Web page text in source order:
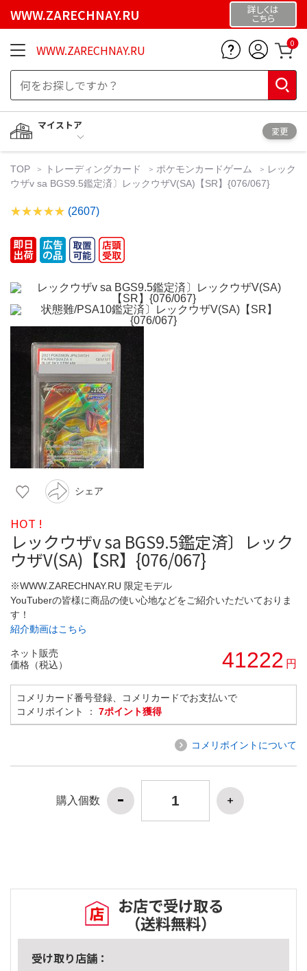
WWW.ZARECHNAY.RU 詳しくは
こちら
WWW.ZARECHNAY.RU 0
マイストア
変更
TOP トレーディングカード ポケモンカードゲーム
レック
ウザv sa BGS9.5鑑定済〕レックウザV(SA)【SR】{076/067}
(2607)
シェア
HOT !
レックウザv sa BGS9.5鑑定済〕レック
ウザV(SA)【SR】{076/067}
※WWW.ZARECHNAY.RU 限定モデル
YouTuberの皆様に商品の使い心地などをご紹介いただいておりま
す！
紹介動画はこちら
ネット販売
価格（税込）
41222 円
コメリカード番号登録、コメリカードでお支払いで
コメリポイント ： 7ポイント獲得
コメリポイントについて
購入個数
お店で受け取る
（送料無料）
受け取り店舗：